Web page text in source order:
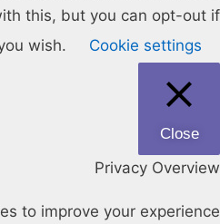
this, but you can opt-out if
wish.
Cookie settings
Close
Privacy Overview
to improve your experience